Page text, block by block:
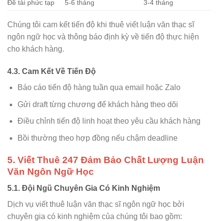
Đề tài phức tạp 5-6 tháng 3-4 tháng
Chúng tôi cam kết tiến độ khi thuê viết luận văn thạc sĩ
ngôn ngữ học và thông báo định kỳ về tiến độ thực hiện
cho khách hàng.
4.3. Cam Kết Về Tiến Độ
Báo cáo tiến độ hàng tuần qua email hoặc Zalo
Gửi draft từng chương để khách hàng theo dõi
Điều chỉnh tiến độ linh hoạt theo yêu cầu khách hàng
Bồi thường theo hợp đồng nếu chậm deadline
5. Viết Thuê 247 Đảm Bảo Chất Lượng Luận
Văn Ngôn Ngữ Học
5.1. Đội Ngũ Chuyên Gia Có Kinh Nghiệm
Dịch vụ viết thuê luận văn thạc sĩ ngôn ngữ học bởi
chuyên gia có kinh nghiệm của chúng tôi bao gồm: